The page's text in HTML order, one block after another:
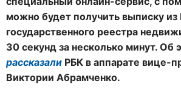
можно будет получить выписку из
государственного реестра
30 секунд за несколько минут. Об
рассказали РБК в аппарате вице-
Виктории Абрамченко.